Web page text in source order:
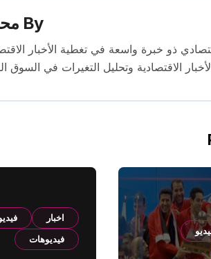
By
الاقتصادية وتحليل التغيرات في
اخبار
فيديوهات